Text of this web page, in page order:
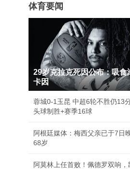
体育要闻
29岁克拉克死因公布：吸食
卡因
蓉城0-1玉昆 中超6轮不胜仍13
头球制胜+赛季16球
阿根廷媒体：梅西父亲已于7日
68岁
阿莫林上任首败！佩德罗双响